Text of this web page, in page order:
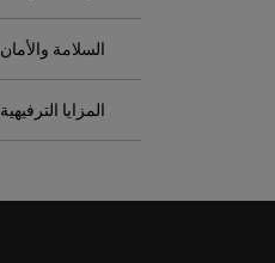
السلامة والأمان
المزايا الترفيهية